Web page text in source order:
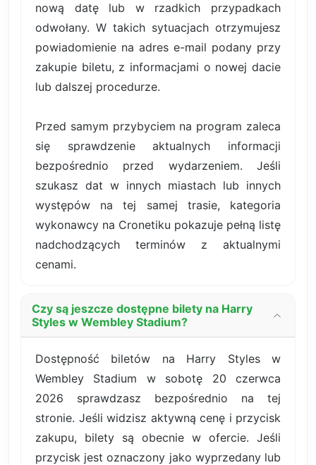
nową datę lub w rzadkich przypadkach
odwołany. W takich sytuacjach otrzymujesz
powiadomienie na adres e-mail podany przy
zakupie biletu, z informacjami o nowej dacie
lub dalszej procedurze.
Przed samym przybyciem na program zaleca
się sprawdzenie aktualnych informacji
bezpośrednio przed wydarzeniem. Jeśli
szukasz dat w innych miastach lub innych
występów na tej samej trasie, kategoria
wykonawcy na Cronetiku pokazuje pełną listę
nadchodzących terminów z aktualnymi
cenami.
Czy są jeszcze dostępne bilety na Harry
Styles w Wembley Stadium?
Dostępność biletów na Harry Styles w
Wembley Stadium w sobotę 20 czerwca
2026 sprawdzasz bezpośrednio na tej
stronie. Jeśli widzisz aktywną cenę i przycisk
zakupu, bilety są obecnie w ofercie. Jeśli
przycisk jest oznaczony jako wyprzedany lub